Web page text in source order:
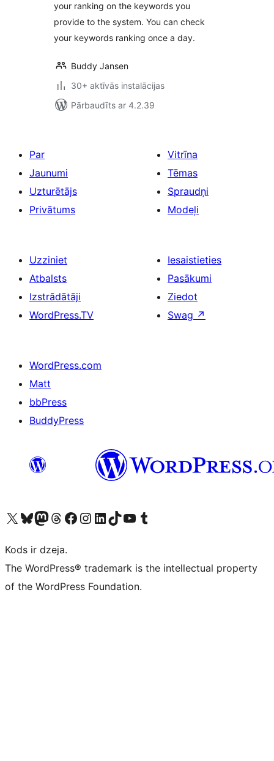
your ranking on the keywords you
provide to the system. You can check
your keywords ranking once a day.
Buddy Jansen
30+ aktīvās instalācijas
Pārbaudīts ar 4.2.39
Par
Jaunumi
Uzturētājs
Privātums
Vitrīna
Tēmas
Spraudņi
Modeļi
Uzziniet
Atbalsts
Izstrādātāji
WordPress.TV
Iesaistieties
Pasākumi
Ziedot
Swag ↗
WordPress.com
Matt
bbPress
BuddyPress
Apmeklējiet mūsu X (agrāk Twitter) kontu
Apmeklējiet mūsu Bluesky kontu
Apmeklējiet mūsu Mastodon kontu
Apmeklējiet mūsu Threads kontu
Apmeklējiet mūsu Facebook lapuApmeklējiet mūsu Instagram kontu
Apmeklējiet mūsu LinkedIn kontu
Apmeklējiet mūsu TikTok kontu
Apmeklējiet mūsu YouTube kanālu
Apmeklējiet mūsu Tumblr kontu
Kods ir dzeja.
The WordPress® trademark is the intellectual property
of the WordPress Foundation.